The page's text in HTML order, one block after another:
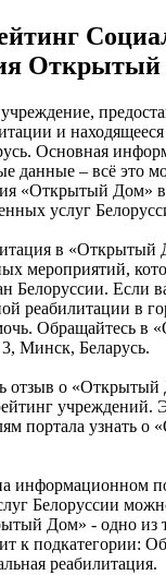
и
Основная
данные – всё это
«Открытый Дом»
услуг
в
мероприятий,
Белоруссии. Если
реабилитации в
Обращайтесь в
Минск, Беларусь.
отзыв о
учреждений.
портала узнать
информационном
Белоруссии
Дом» - одно из
к подкатегории:
реабилитация.